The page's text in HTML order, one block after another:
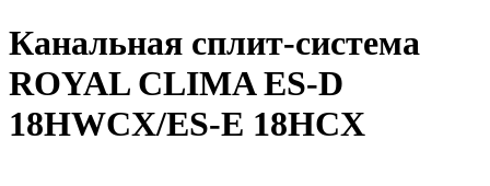
Канальная сплит-система
ROYAL CLIMA ES-D
18HWCX/ES-E 18HCX